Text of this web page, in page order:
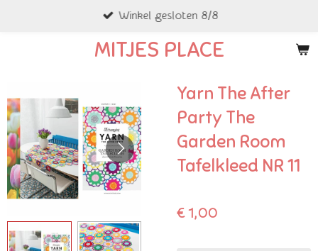
hoofdinhoud
MITJES PLACE
Winkel gesloten 8/8
Yarn The After
Party The
Garden Room
Tafelkleed NR 11
€ 1,00